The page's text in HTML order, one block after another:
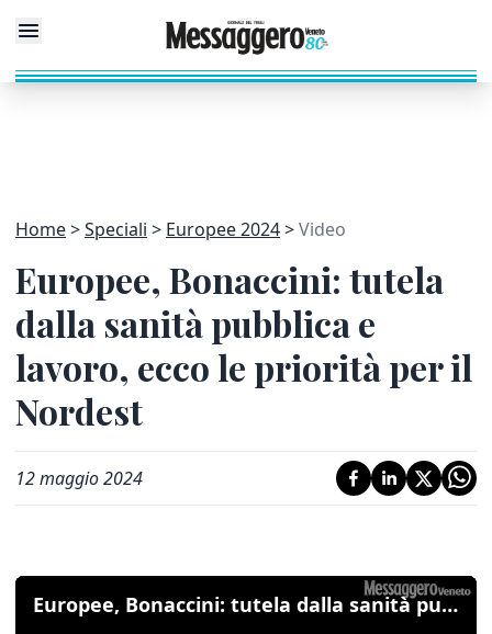
Home Speciali Europee 2024 Video
Europee, Bonaccini: tutela
dalla sanità pubblica e
lavoro, ecco le priorità per il
Nordest
12 maggio 2024
Europee, Bonaccini: tutela dalla sanità pubblica e lavoro, ecco le priorità per il Nordest